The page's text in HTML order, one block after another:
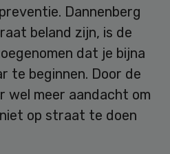
Dannenberg
beland zijn, is de
dat je bijna
te beginnen. Door de
wel meer aandacht om
op straat te doen